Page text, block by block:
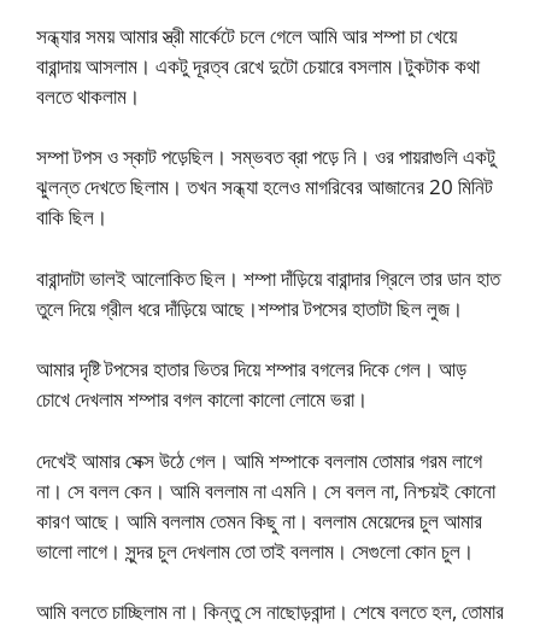
সন্ধ্যার সময় আমার স্ত্রী মার্কেটে চলে গেলে আমি আর শম্পা চা খেয়ে
বারান্দায় আসলাম। একটু দূরত্ব রেখে দুটো চেয়ারে বসলাম।টুকটাক কথা
বলতে থাকলাম।
সম্পা টপস ও স্কাট পড়েছিল। সম্ভবত ব্রা পড়ে নি। ওর পায়রাগুলি একটু
ঝুলন্ত দেখতে ছিলাম। তখন সন্ধ্যা হলেও মাগরিবের আজানের 20 মিনিট
বাকি ছিল।
বারান্দাটা ভালই আলোকিত ছিল। শম্পা দাঁড়িয়ে বারান্দার গ্রিলে তার ডান হাত
তুলে দিয়ে গ্রীল ধরে দাঁড়িয়ে আছে।শম্পার টপসের হাতাটা ছিল লুজ।
আমার দৃষ্টি টপসের হাতার ভিতর দিয়ে শম্পার বগলের দিকে গেল। আড়
চোখে দেখলাম শম্পার বগল কালো কালো লোমে ভরা।
দেখেই আমার সেক্স উঠে গেল। আমি শম্পাকে বললাম তোমার গরম লাগে
না। সে বলল কেন। আমি বললাম না এমনি। সে বলল না, নিশ্চয়ই কোনো
কারণ আছে। আমি বললাম তেমন কিছু না। বললাম মেয়েদের চুল আমার
ভালো লাগে। সুন্দর চুল দেখলাম তো তাই বললাম। সেগুলো কোন চুল।
আমি বলতে চাচ্ছিলাম না। কিন্তু সে নাছোড়বান্দা। শেষে বলতে হল, তোমার